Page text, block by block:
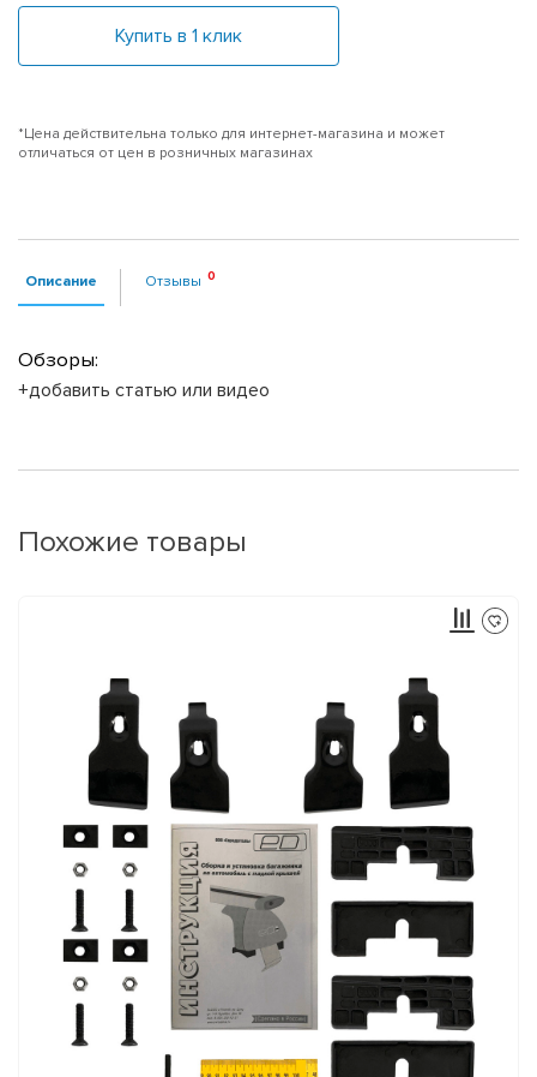
Купить в 1 клик
*Цена действительна только для интернет-магазина и может
отличаться от цен в розничных магазинах
Описание Отзывы
Обзоры:
+добавить статью или видео
Похожие товары